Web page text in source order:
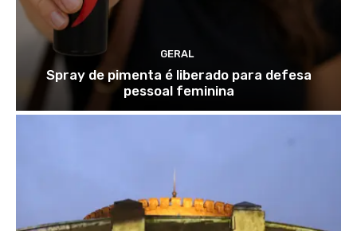
GERAL
Spray de pimenta é liberado para defesa
pessoal feminina